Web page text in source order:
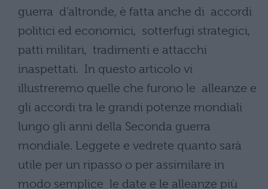
guerra d’altronde, è fatta anche di accordi
politici ed economici, sotterfugi strategici,
patti militari, tradimenti e attacchi
inaspettati. In questo articolo vi
illustreremo quelle che furono le alleanze e
gli accordi tra le grandi potenze mondiali
lungo gli anni della Seconda guerra
mondiale. Leggete e vedrete quanto sarà
utile per un ripasso o per assimilare in
modo semplice le date e le alleanze più